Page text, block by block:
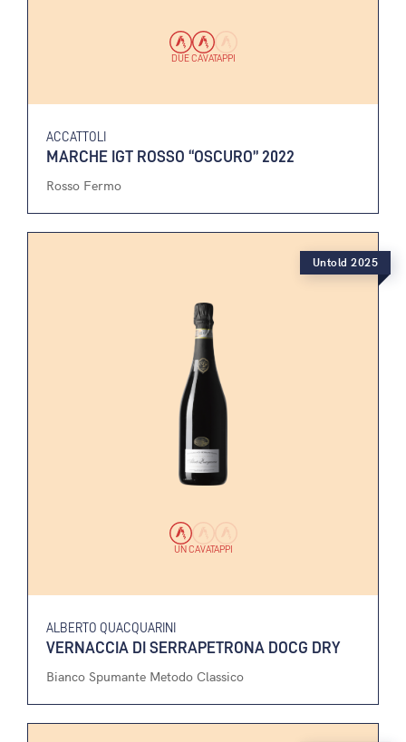
DUE CAVATAPPI
ACCATTOLI
MARCHE IGT ROSSO “OSCURO” 2022
Rosso Fermo
UN CAVATAPPI
ALBERTO QUACQUARINI
VERNACCIA DI SERRAPETRONA DOCG DRY
Bianco Spumante Metodo Classico
Untold 2025